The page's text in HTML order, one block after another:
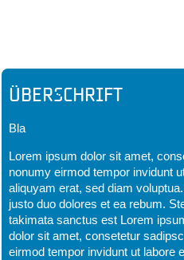
Überschrift
Bla
Lorem ipsum dolor sit amet,
nonumy eirmod tempor invidunt
aliquyam erat, sed diam
justo duo dolores et ea rebum.
takimata sanctus est Lorem
dolor sit amet, consetetur
eirmod tempor invidunt ut labore